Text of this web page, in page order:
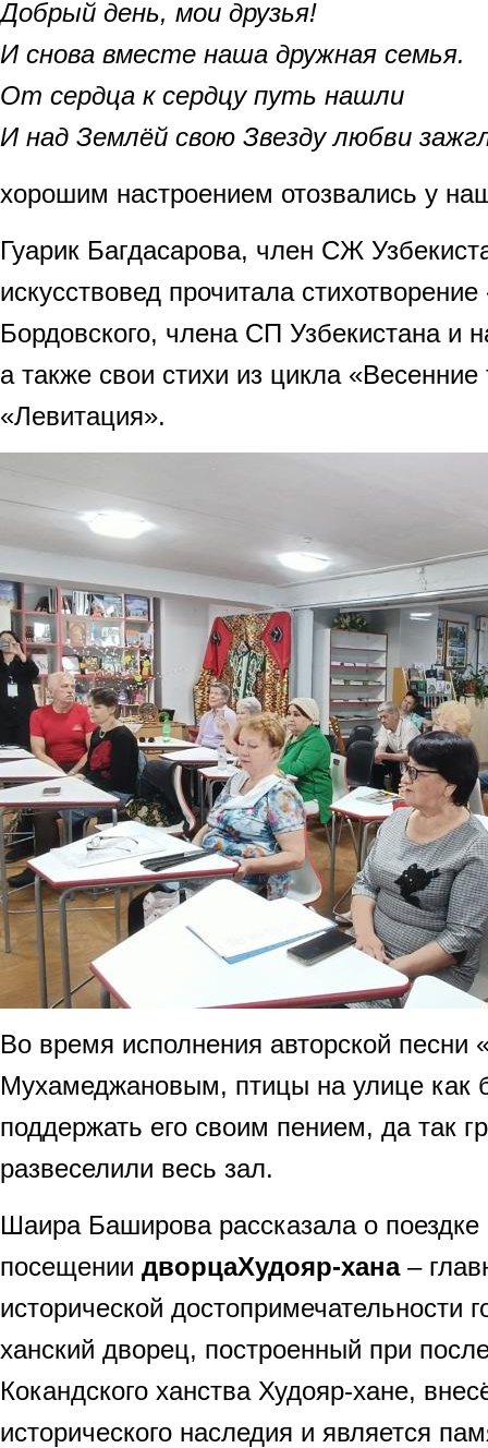
Добрый день, мои друзья!
И снова вместе наша дружная семья.
От сердца к сердцу путь нашли
И над Землёй свою Звезду любви
хорошим настроением отозвались у
Гуарик Багдасарова, член СЖ
искусствовед прочитала
Бордовского, члена СП Узбекистана и
а также свои стихи из цикла
«Левитация».
Во время исполнения авторской песни
Мухамеджановым, птицы на улице как
поддержать его своим пением, да так
развеселили весь зал.
Шаира Баширова рассказала о
посещении дворцаХудояр-хана–
исторической достопримечательности
ханский дворец, построенный при
Кокандского ханства Худояр-хане,
исторического наследия и является